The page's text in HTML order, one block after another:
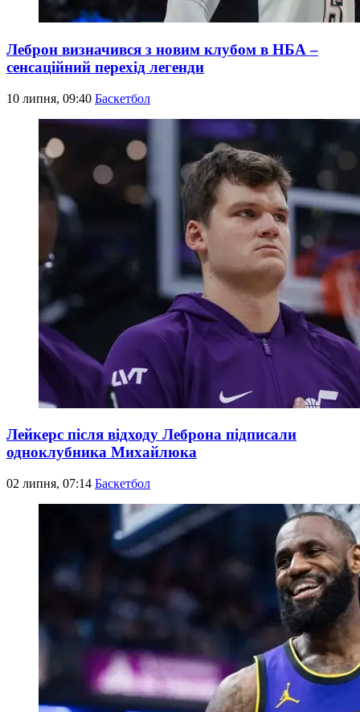
Леброн визначився з новим клубом в НБА –
сенсаційний перехід легенди
10 липня, 09:40 Баскетбол
Лейкерс після відходу Леброна підписали
одноклубника Михайлюка
02 липня, 07:14 Баскетбол